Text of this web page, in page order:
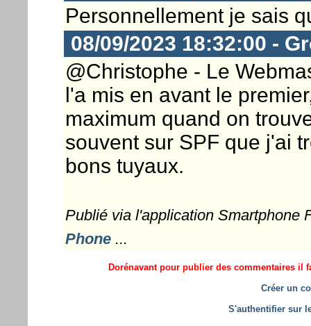
Personnellement je sais
08/09/2023 18:32:00 -
@Christophe - Le
l'a mis en avant le
maximum quand on
souvent sur SPF que j'ai
bons tuyaux.
Publié via l'application Smartphone
Phone...
Dorénavant pour publier des commentaires il
Créer un
S'authentifier sur